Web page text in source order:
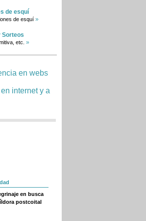
de esquí
de esquí »
Sorteos
etc. »
en busca
postcoital